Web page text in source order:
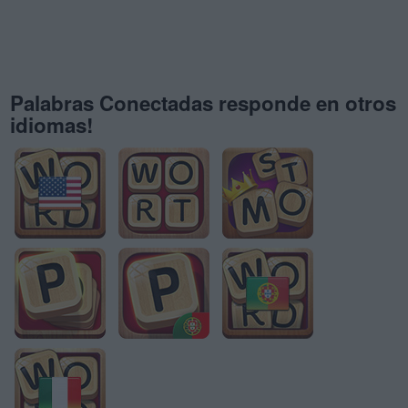
Palabras Conectadas responde en otros
idiomas!